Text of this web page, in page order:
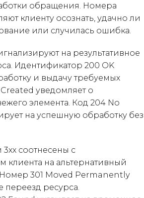
обращения. Номера
клиенту осознать, удачно ли
или случилась ошибка.
на результативное
Идентификатор 200 OK
и выдачу требуемых
уведомляет о
элемента. Код 204 No
на успешную обработку без
соотнесены с
клиента на альтернативный
301 Moved Permanently
переезд ресурса.